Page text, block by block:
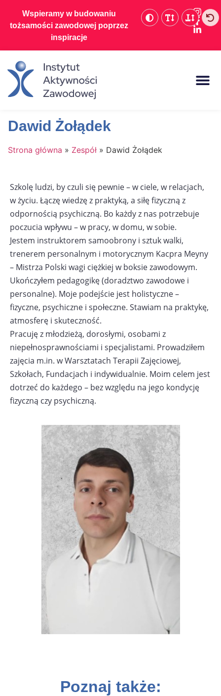
Wspieramy w budowaniu
tożsamości zawodowej poprzez
inspiracje
Dawid Żołądek
Strona główna » Zespół » Dawid Żołądek
Szkolę ludzi, by czuli się pewnie – w ciele, w relacjach,
w życiu. Łączę wiedzę z praktyką, a siłę fizyczną z
odpornością psychiczną. Bo każdy z nas potrzebuje
poczucia wpływu – w pracy, w domu, w sobie.
Jestem instruktorem samoobrony i sztuk walki,
trenerem personalnym i motorycznym Kacpra Meyny
– Mistrza Polski wagi ciężkiej w boksie zawodowym.
Ukończyłem pedagogikę (doradztwo zawodowe i
personalne). Moje podejście jest holistyczne –
fizyczne, psychiczne i społeczne. Stawiam na praktykę,
atmosferę i skuteczność.
Pracuję z młodzieżą, dorosłymi, osobami z
niepełnosprawnościami i specjalistami. Prowadziłem
zajęcia m.in. w Warsztatach Terapii Zajęciowej,
Szkołach, Fundacjach i indywidualnie. Moim celem jest
dotrzeć do każdego – bez względu na jego kondycję
fizyczną czy psychiczną.
Poznaj także: